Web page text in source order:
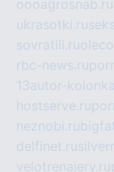
oooagrosnab.ru
ukrasotki.ru
sovratili.ru
rbc-news.ru
13autor-
hostserve.ru
neznobi.ru
delfinet.ru
velotrenajery.ru